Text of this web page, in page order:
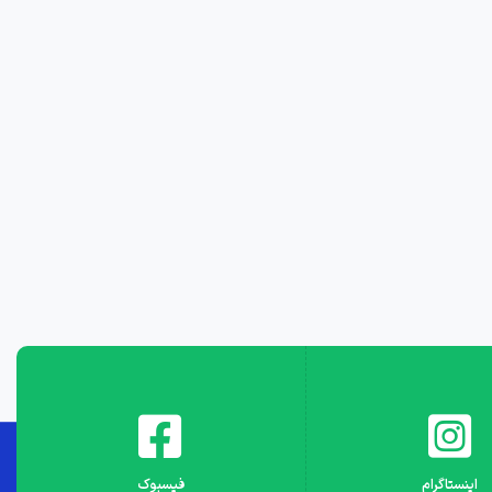
اینستاگرام فیسبوک